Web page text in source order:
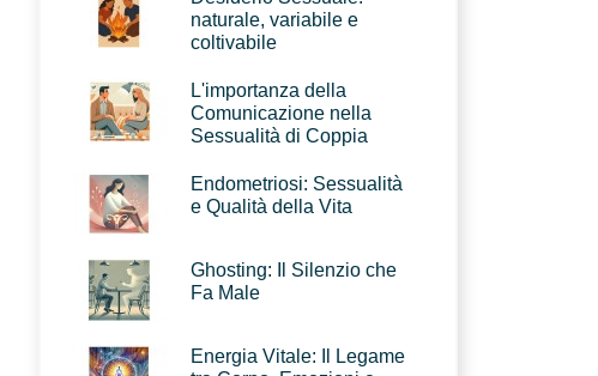
naturale, variabile e
coltivabile
L'importanza della
Comunicazione nella
Sessualità di Coppia
Endometriosi: Sessualità
e Qualità della Vita
Ghosting: Il Silenzio che
Fa Male
Energia Vitale: Il Legame